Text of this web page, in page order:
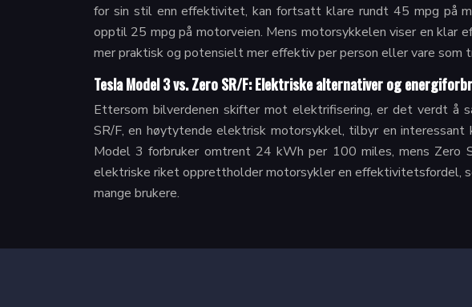
for sin stil enn effektivitet, kan fortsatt klare rundt 45 mpg på
opptil 25 mpg på motorveien. Mens motorsykkelen viser en
mer praktisk og potensielt mer effektiv per person eller vare som
Tesla Model 3 vs. Zero SR/F: Elektriske alternativer og
Ettersom bilverdenen skifter mot elektrifisering, er det verdt å
SR/F, en høytytende elektrisk motorsykkel, tilbyr en
Model 3 forbruker omtrent 24 kWh per 100 miles, mens Zero
elektriske riket opprettholder motorsykler en effektivitetsfordel,
mange brukere.